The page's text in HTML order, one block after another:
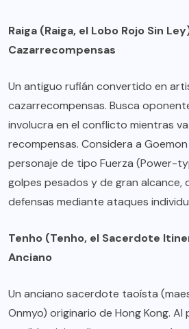
Raiga (Raiga, el Lobo Rojo Sin
Cazarrecompensas
Un antiguo rufián convertido en
cazarrecompensas. Busca
involucra en el conflicto mientras
recompensas. Considera a Goemon
personaje de tipo Fuerza (Power-
golpes pesados y de gran alcance,
defensas mediante ataques
Tenho (Tenho, el Sacerdote
Anciano
Un anciano sacerdote taoísta
Onmyo) originario de Hong Kong.